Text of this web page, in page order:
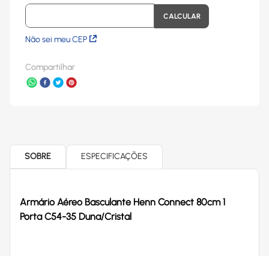
Não sei meu CEP
Compartilhar
SOBRE ESPECIFICAÇÕES
Armário Aéreo Basculante Henn Connect 80cm 1
Porta C54-35 Duna/Cristal